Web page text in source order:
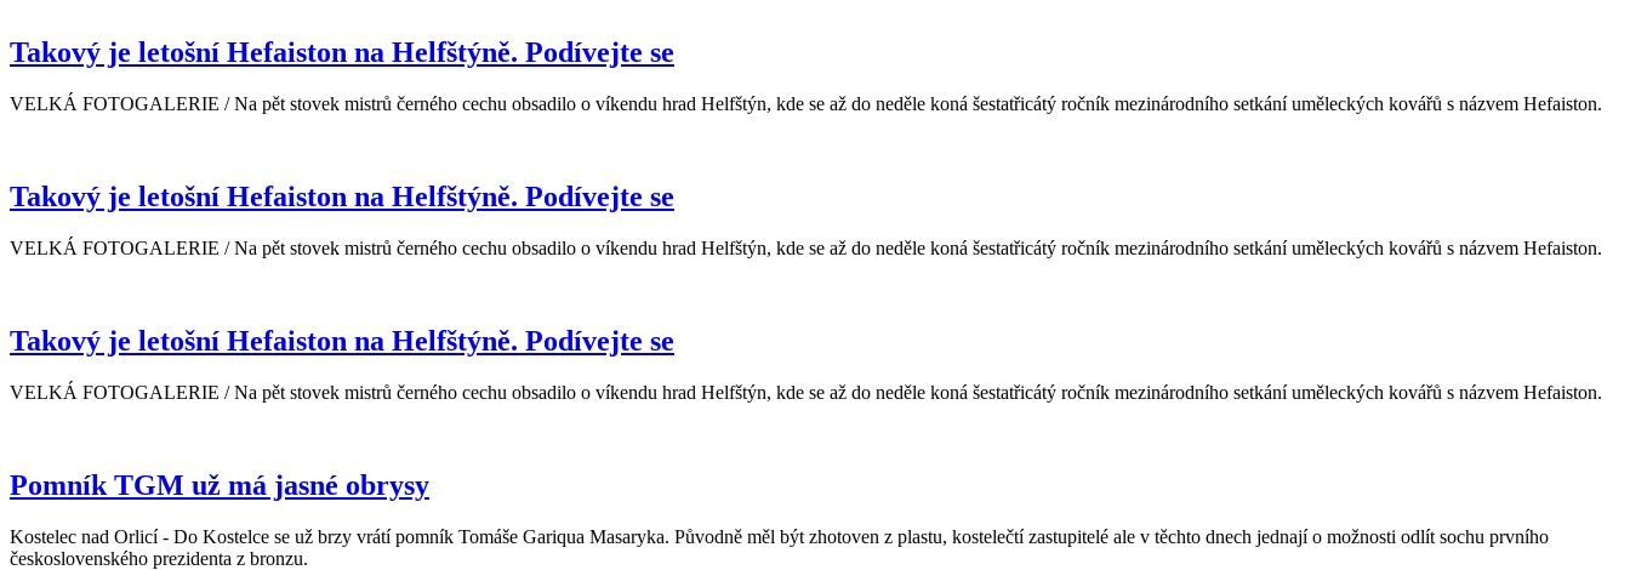
Takový je letošní Hefaiston na Helfštýně. Podívejte se
VELKÁ FOTOGALERIE / Na pět stovek mistrů černého cechu obsadilo o víkendu hrad Helfštýn, kde se až do neděle koná šestatřicátý ročník mezinárodního setkání uměleckých kovářů s názvem Hefaiston.
Takový je letošní Hefaiston na Helfštýně. Podívejte se
VELKÁ FOTOGALERIE / Na pět stovek mistrů černého cechu obsadilo o víkendu hrad Helfštýn, kde se až do neděle koná šestatřicátý ročník mezinárodního setkání uměleckých kovářů s názvem Hefaiston.
Takový je letošní Hefaiston na Helfštýně. Podívejte se
VELKÁ FOTOGALERIE / Na pět stovek mistrů černého cechu obsadilo o víkendu hrad Helfštýn, kde se až do neděle koná šestatřicátý ročník mezinárodního setkání uměleckých kovářů s názvem Hefaiston.
Pomník TGM už má jasné obrysy
Kostelec nad Orlicí - Do Kostelce se už brzy vrátí pomník Tomáše Gariqua Masaryka. Původně měl být zhotoven z plastu, kostelečtí zastupitelé ale v těchto dnech jednají o možnosti odlít sochu prvního
československého prezidenta z bronzu.